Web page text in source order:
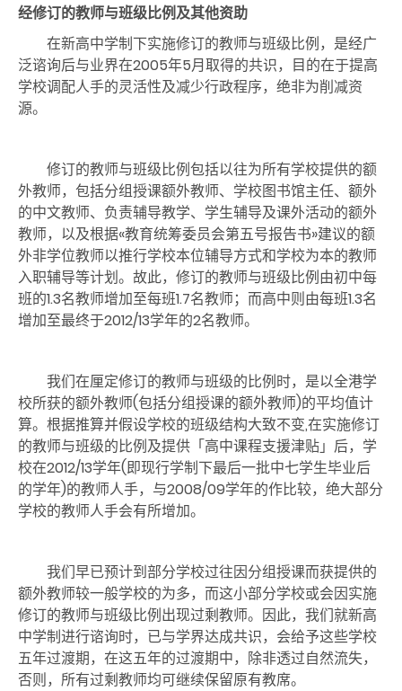
经修订的教师与班级比例及其他资助
在新高中学制下实施修订的教师与班级比例，是经广
泛谘询后与业界在2005年5月取得的共识，目的在于提高
学校调配人手的灵活性及减少行政程序，绝非为削减资
源。
修订的教师与班级比例包括以往为所有学校提供的额
外教师，包括分组授课额外教师、学校图书馆主任、额外
的中文教师、负责辅导教学、学生辅导及课外活动的额外
教师，以及根据«教育统筹委员会第五号报告书»建议的额
外非学位教师以推行学校本位辅导方式和学校为本的教师
入职辅导等计划。故此，修订的教师与班级比例由初中每
班的1.3名教师增加至每班1.7名教师；而高中则由每班1.3名
增加至最终于2012/13学年的2名教师。
我们在厘定修订的教师与班级的比例时，是以全港学
校所获的额外教师(包括分组授课的额外教师)的平均值计
算。根据推算并假设学校的班级结构大致不变,在实施修订
的教师与班级的比例及提供「高中课程支援津贴」后，学
校在2012/13学年(即现行学制下最后一批中七学生毕业后
的学年)的教师人手，与2008/09学年的作比较，绝大部分
学校的教师人手会有所增加。
我们早已预计到部分学校过往因分组授课而获提供的
额外教师较一般学校的为多，而这小部分学校或会因实施
修订的教师与班级比例出现过剩教师。因此，我们就新高
中学制进行谘询时，已与学界达成共识，会给予这些学校
五年过渡期，在这五年的过渡期中，除非透过自然流失，
否则，所有过剩教师均可继续保留原有教席。